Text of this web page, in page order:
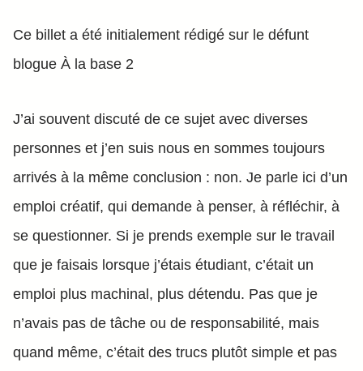
Ce billet a été initialement rédigé sur le défunt
blogue À la base 2
J’ai souvent discuté de ce sujet avec diverses
personnes et j’en suis nous en sommes toujours
arrivés à la même conclusion : non. Je parle ici d’un
emploi créatif, qui demande à penser, à réfléchir, à
se questionner. Si je prends exemple sur le travail
que je faisais lorsque j’étais étudiant, c’était un
emploi plus machinal, plus détendu. Pas que je
n’avais pas de tâche ou de responsabilité, mais
quand même, c’était des trucs plutôt simple et pas